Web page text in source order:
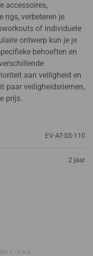
accessoires,
rigs, verbeteren je
of individuele
ontwerp kun je je
behoeften en
aan veiligheid en
paar veiligheidsriemen,
prijs.
EV-AT-SS-110
2 jaar
1 - 3 w.d.